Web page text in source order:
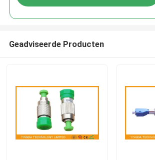
Geadviseerde Producten